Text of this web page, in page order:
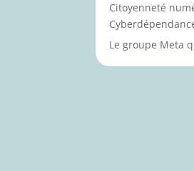
Citoyenneté
Le groupe Meta